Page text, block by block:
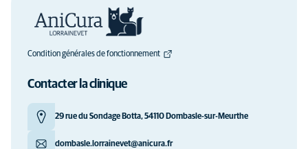
Condition générales de fonctionnement
Contacter la clinique
29 rue du Sondage Botta, 54110 Dombasle-sur-Meurthe
dombasle.lorrainevet@anicura.fr